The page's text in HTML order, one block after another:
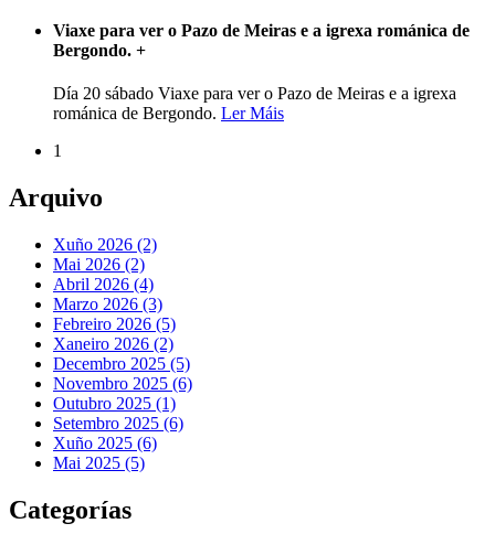
Viaxe para ver o Pazo de Meiras e a igrexa románica de
Bergondo. +
Día 20 sábado Viaxe para ver o Pazo de Meiras e a igrexa
románica de Bergondo. Ler Máis
1
Arquivo
Xuño 2026 (2)
Mai 2026 (2)
Abril 2026 (4)
Marzo 2026 (3)
Febreiro 2026 (5)
Xaneiro 2026 (2)
Decembro 2025 (5)
Novembro 2025 (6)
Outubro 2025 (1)
Setembro 2025 (6)
Xuño 2025 (6)
Mai 2025 (5)
Categorías